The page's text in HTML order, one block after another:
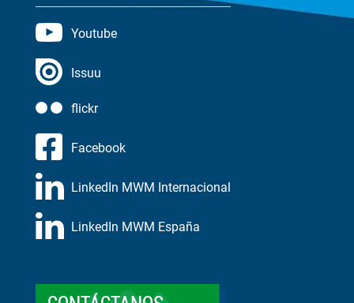
Youtube
Issuu
flickr
Facebook
LinkedIn MWM Internacional
LinkedIn MWM España